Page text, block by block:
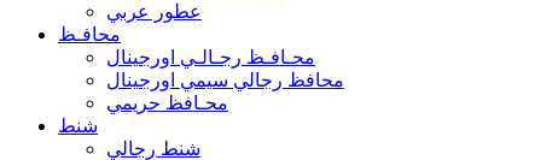
عطور عربي
محافـظ
محـافـظ رجـالـي اورجينال
محافظ رجالي سيمي اورجينال
محـافظ حريمي
شنط
شنط رجالي